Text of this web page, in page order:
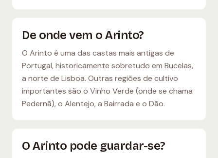
De onde vem o Arinto?
O Arinto é uma das castas mais antigas de
Portugal, historicamente sobretudo em Bucelas,
a norte de Lisboa. Outras regiões de cultivo
importantes são o Vinho Verde (onde se chama
Pedernã), o Alentejo, a Bairrada e o Dão.
O Arinto pode guardar-se?